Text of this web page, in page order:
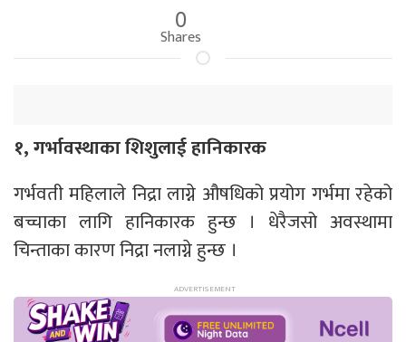
0
Shares
१, गर्भावस्थाका शिशुलाई हानिकारक
गर्भवती महिलाले निद्रा लाग्ने औषधिको प्रयोग गर्भमा रहेको
बच्चाका लागि हानिकारक हुन्छ । धेरैजसो अवस्थामा
चिन्ताका कारण निद्रा नलाग्ने हुन्छ ।